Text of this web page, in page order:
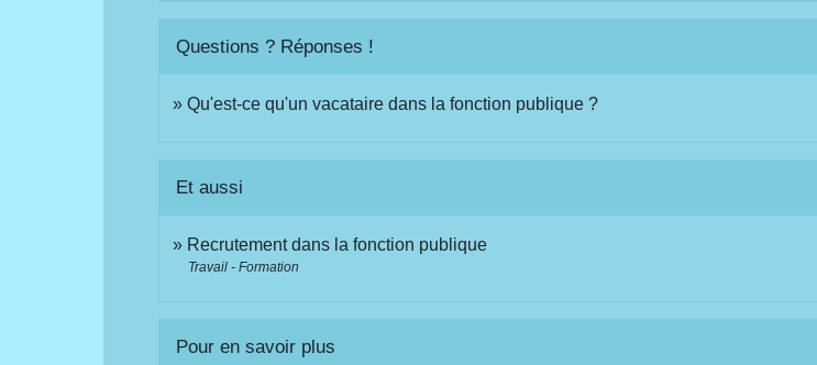
Questions ? Réponses !
Qu'est-ce qu'un vacataire dans la fonction publique ?
Et aussi
Recrutement dans la fonction publique
Travail - Formation
Pour en savoir plus